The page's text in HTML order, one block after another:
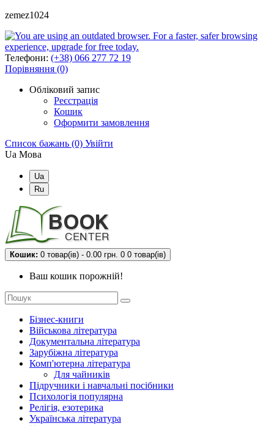
zemez1024
Телефони: (+38) 066 277 72 19
Порівняння (0)
Обліковий запис
Реєстрація
Кошик
Оформити замовлення
Список бажань (0) Увійти
Ua Мова
Ua
Ru
Кошик: 0 товар(ів) - 0.00 грн. 0 0 товар(ів)
Ваш кошик порожній!
Бізнес-книги
Військова література
Документальна література
Зарубіжна література
Комп'ютерна література
Для чайників
Підручники і навчальні посібники
Психологія популярна
Релігія, езотерика
Українська література